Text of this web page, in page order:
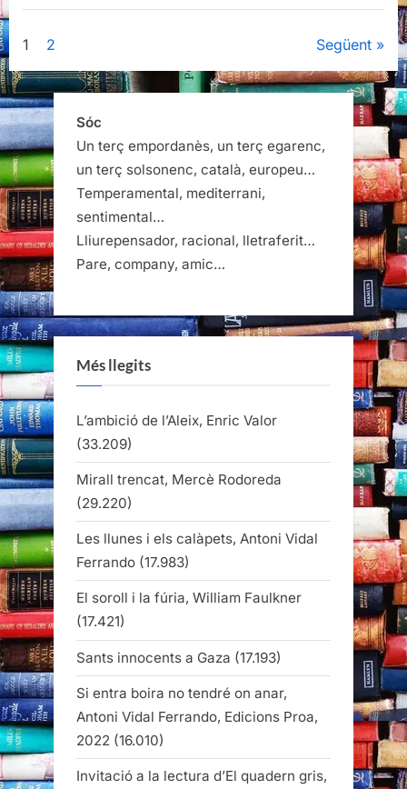
Paginació
de
les
entrades
1 2 Següent
Sóc
Un terç empordanès, un terç egarenc,
un terç solsonenc, català, europeu…
Temperamental, mediterrani,
sentimental…
Lliurepensador, racional, lletraferit…
Pare, company, amic…
Més llegits
L’ambició de l’Aleix, Enric Valor
(33.209)
Mirall trencat, Mercè Rodoreda
(29.220)
Les llunes i els calàpets, Antoni Vidal
Ferrando (17.983)
El soroll i la fúria, William Faulkner
(17.421)
Sants innocents a Gaza (17.193)
Si entra boira no tendré on anar,
Antoni Vidal Ferrando, Edicions Proa,
2022 (16.010)
Invitació a la lectura d’El quadern gris,